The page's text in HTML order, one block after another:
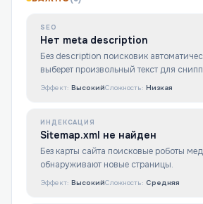
SEO
Нет meta description
Без description поисковик
выберет произвольный текст для
Эффект: ВысокийСложность: Низкая
ИНДЕКСАЦИЯ
Sitemap.xml не найден
Без карты сайта поисковые роботы
обнаруживают новые страницы.
Эффект: ВысокийСложность: Средняя